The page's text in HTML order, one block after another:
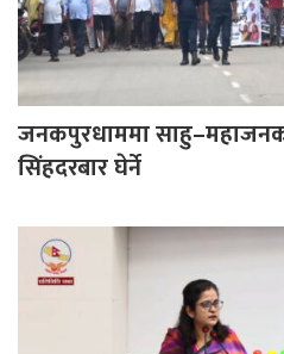
जनकपुरधाममा
सिंहदरबार घेर्ने